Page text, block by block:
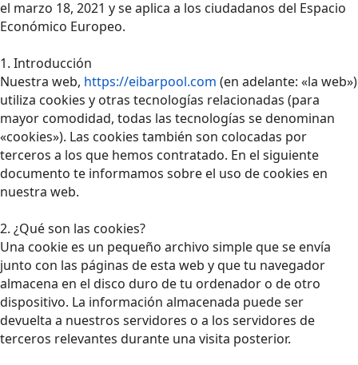
el marzo 18, 2021 y se aplica a los ciudadanos del Espacio
Económico Europeo.
1. Introducción
Nuestra web, https://eibarpool.com (en adelante: «la web»)
utiliza cookies y otras tecnologías relacionadas (para
mayor comodidad, todas las tecnologías se denominan
«cookies»). Las cookies también son colocadas por
terceros a los que hemos contratado. En el siguiente
documento te informamos sobre el uso de cookies en
nuestra web.
2. ¿Qué son las cookies?
Una cookie es un pequeño archivo simple que se envía
junto con las páginas de esta web y que tu navegador
almacena en el disco duro de tu ordenador o de otro
dispositivo. La información almacenada puede ser
devuelta a nuestros servidores o a los servidores de
terceros relevantes durante una visita posterior.